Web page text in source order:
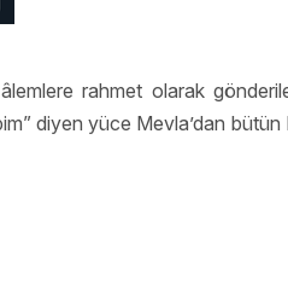
rahmet olarak
diyen yüce Mevla’dan